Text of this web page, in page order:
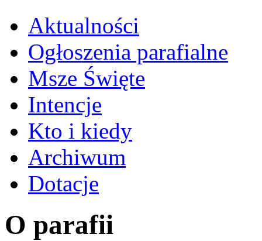
Aktualności
Ogłoszenia parafialne
Msze Święte
Intencje
Kto i kiedy
Archiwum
Dotacje
O parafii